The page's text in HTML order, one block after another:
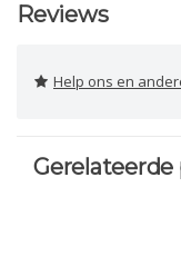
Reviews
Help ons en